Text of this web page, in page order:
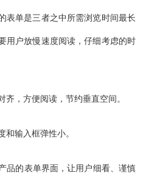
表单是三者之中所需浏览时间最长
用户放慢速度阅读，仔细考虑的时
，方便阅读，节约垂直空间。
输入框弹性小。
品的表单界面，让用户细看、谨慎